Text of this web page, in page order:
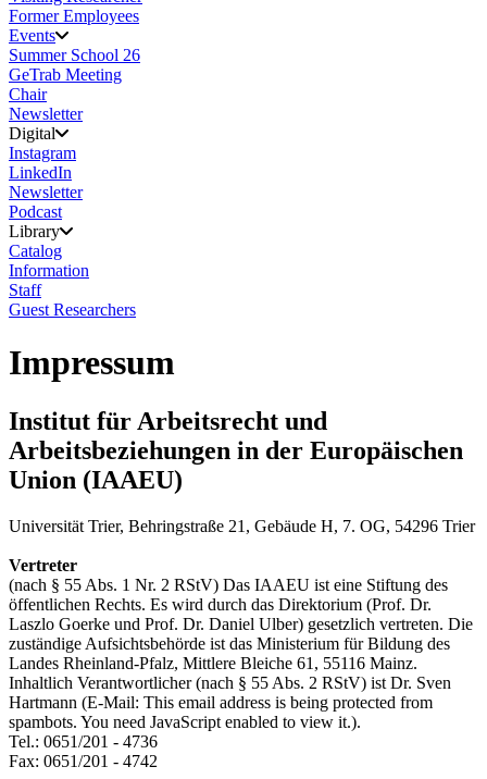
Former Employees
Events
Summer School 26
GeTrab Meeting
Chair
Newsletter
Digital
Instagram
LinkedIn
Newsletter
Podcast
Library
Catalog
Information
Staff
Guest Researchers
Impressum
Institut für Arbeitsrecht und
Arbeitsbeziehungen in der Europäischen
Union (IAAEU)
Universität Trier, Behringstraße 21, Gebäude H, 7. OG, 54296 Trier
Vertreter
(nach § 55 Abs. 1 Nr. 2 RStV) Das IAAEU ist eine Stiftung des
öffentlichen Rechts. Es wird durch das Direktorium (Prof. Dr.
Laszlo Goerke und Prof. Dr. Daniel Ulber) gesetzlich vertreten. Die
zuständige Aufsichtsbehörde ist das Ministerium für Bildung des
Landes Rheinland-Pfalz, Mittlere Bleiche 61, 55116 Mainz.
Inhaltlich Verantwortlicher (nach § 55 Abs. 2 RStV) ist Dr. Sven
Hartmann (E-Mail: This email address is being protected from
spambots. You need JavaScript enabled to view it.).
Tel.: 0651/201 - 4736
Fax: 0651/201 - 4742